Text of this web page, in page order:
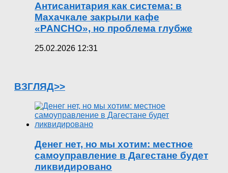
Антисанитария как система: в
Махачкале закрыли кафе
«PANCHO», но проблема глубже
25.02.2026 12:31
ВЗГЛЯД>>
Денег нет, но мы хотим: местное
самоуправление в Дагестане будет
ликвидировано